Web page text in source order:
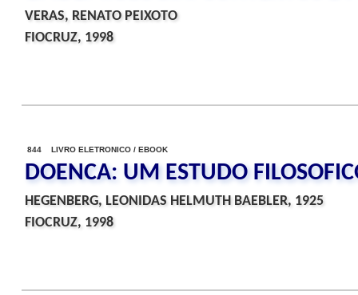
VERAS, RENATO PEIXOTO
FIOCRUZ, 1998
844 LIVRO ELETRONICO / EBOOK
DOENCA: UM ESTUDO
HEGENBERG, LEONIDAS HELMUTH BAEBLER, 1925
FIOCRUZ, 1998